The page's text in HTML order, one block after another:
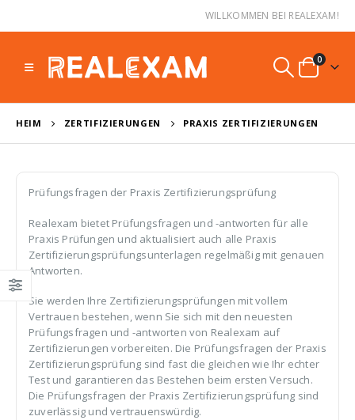
WILLKOMMEN BEI REALEXAM!
0
HEIM ZERTIFIZIERUNGEN PRAXIS ZERTIFIZIERUNGEN
Prüfungsfragen der Praxis Zertifizierungsprüfung
Realexam bietet Prüfungsfragen und -antworten für alle
Praxis Prüfungen und aktualisiert auch alle Praxis
Zertifizierungsprüfungsunterlagen regelmäßig mit genauen
Antworten.
Sie werden Ihre Zertifizierungsprüfungen mit vollem
Vertrauen bestehen, wenn Sie sich mit den neuesten
Prüfungsfragen und -antworten von Realexam auf
Zertifizierungen vorbereiten. Die Prüfungsfragen der Praxis
Zertifizierungsprüfung sind fast die gleichen wie Ihr echter
Test und garantieren das Bestehen beim ersten Versuch.
Die Prüfungsfragen der Praxis Zertifizierungsprüfung sind
zuverlässig und vertrauenswürdig.